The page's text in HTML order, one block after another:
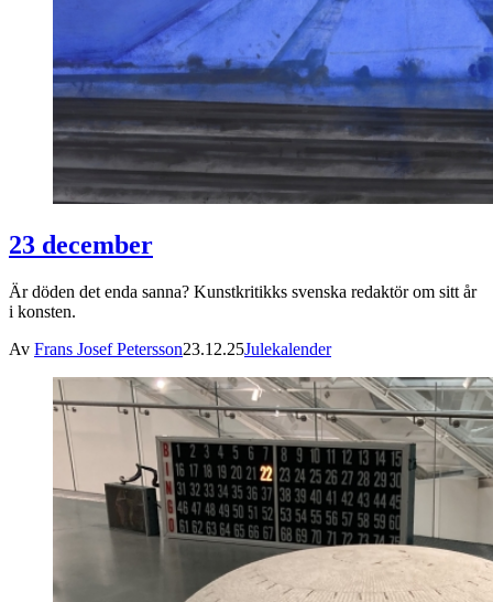
23 december
Är döden det enda sanna? Kunstkritikks svenska redaktör om sitt år
i konsten.
Av Frans Josef Petersson23.12.25Julekalender